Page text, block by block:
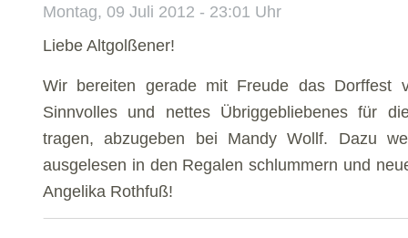
Montag, 09 Juli 2012 - 23:01 Uhr
Liebe Altgolßener!
Wir bereiten gerade mit Freude das Dorffest
Sinnvolles und nettes Übriggebliebenes für
tragen, abzugeben bei Mandy Wollf. Dazu
ausgelesen in den Regalen schlummern und
Angelika Rothfuß!